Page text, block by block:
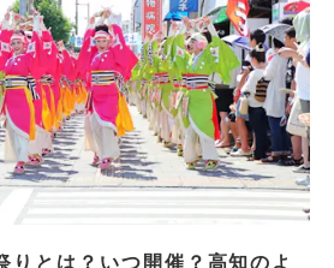
りとは？いつ開催？高知のよ